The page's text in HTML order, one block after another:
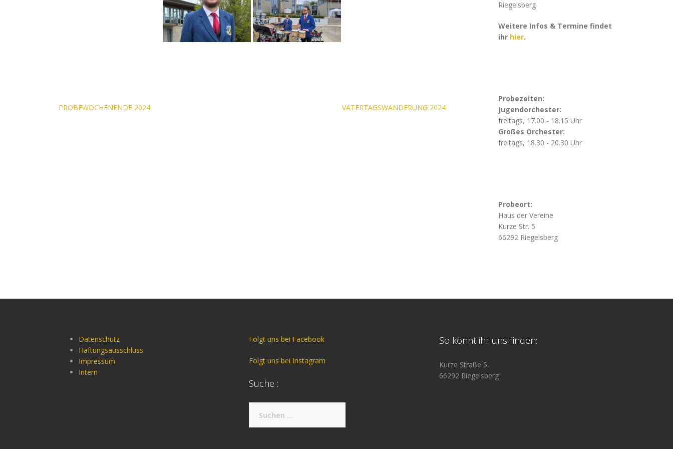
Beitragsnavigation
PROBEWOCHENENDE 2024 VATERTAGSWANDERUNG 2024
Riegelsberg
Weitere Infos & Termine findet
ihr hier.
Probezeiten:
Jugendorchester:
freitags, 17.00 - 18.15 Uhr
Großes Orchester:
freitags, 18.30 - 20.30 Uhr
Probeort:
Haus der Vereine
Kurze Str. 5
66292 Riegelsberg
Datenschutz
Haftungsausschluss
Impressum
Intern
Folgt uns bei Facebook
Folgt uns bei Instagram
Suche :
nach:
So könnt ihr uns finden:
Kurze Straße 5,
66292 Riegelsberg